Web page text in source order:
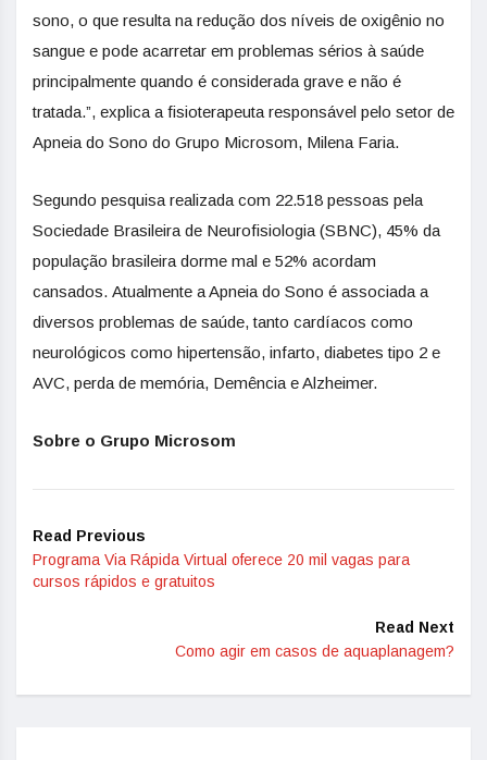
sono, o que resulta na redução dos níveis de oxigênio no
sangue e pode acarretar em problemas sérios à saúde
principalmente quando é considerada grave e não é
tratada.”, explica a fisioterapeuta responsável pelo setor de
Apneia do Sono do Grupo Microsom, Milena Faria.
Segundo pesquisa realizada com 22.518 pessoas pela
Sociedade Brasileira de Neurofisiologia (SBNC), 45% da
população brasileira dorme mal e 52% acordam
cansados. Atualmente a Apneia do Sono é associada a
diversos problemas de saúde, tanto cardíacos como
neurológicos como hipertensão, infarto, diabetes tipo 2 e
AVC, perda de memória, Demência e Alzheimer.
Sobre o Grupo Microsom
Read Previous
Programa Via Rápida Virtual oferece 20 mil vagas para
cursos rápidos e gratuitos
Read Next
Como agir em casos de aquaplanagem?